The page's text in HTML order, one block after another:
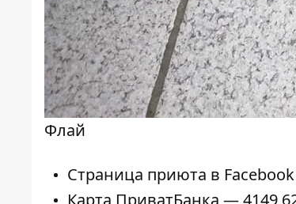
Флай
Страница приюта в Facebook
Карта ПриватБанка — 4149